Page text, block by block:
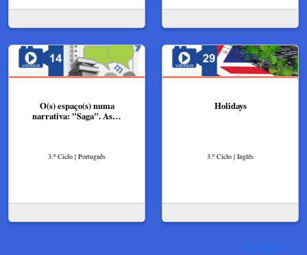
O(s) espaço(s) numa
narrativa: "Saga". As…
3.º Ciclo | Português
Holidays
3.º Ciclo | Inglês
Ver mais